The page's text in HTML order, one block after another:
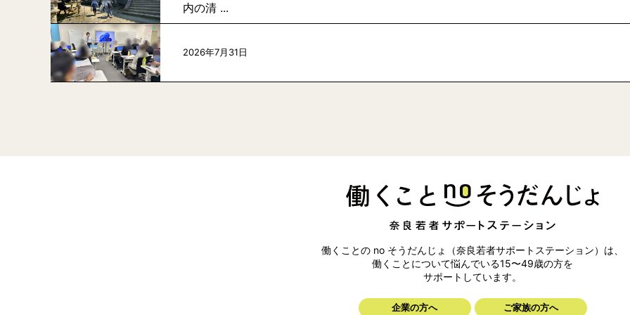
内の清 ...
2026年7月31日
働くことの no そうだんじょ（奈良若者サポートステーション）は、
働くことについて悩んでいる15〜49歳の方を
サポートしています。
企業の方へ ご家族の方へ